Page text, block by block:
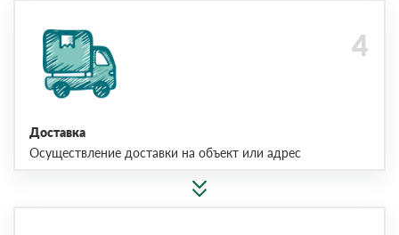
Доставка
Осуществление доставки на объект или адрес